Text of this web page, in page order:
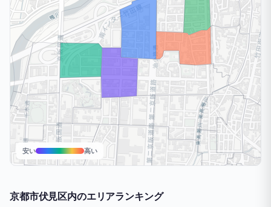
安い 高い
京都市伏見区内のエリアランキング